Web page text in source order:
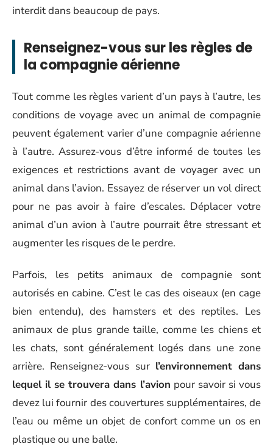
interdit dans beaucoup de pays.
Renseignez-vous sur les règles de
la compagnie aérienne
Tout comme les règles varient d’un pays à l’autre, les
conditions de voyage avec un animal de compagnie
peuvent également varier d’une compagnie aérienne
à l’autre. Assurez-vous d’être informé de toutes les
exigences et restrictions avant de voyager avec un
animal dans l’avion. Essayez de réserver un vol direct
pour ne pas avoir à faire d’escales. Déplacer votre
animal d’un avion à l’autre pourrait être stressant et
augmenter les risques de le perdre.
Parfois, les petits animaux de compagnie sont
autorisés en cabine. C’est le cas des oiseaux (en cage
bien entendu), des hamsters et des reptiles. Les
animaux de plus grande taille, comme les chiens et
les chats, sont généralement logés dans une zone
arrière. Renseignez-vous sur l’environnement dans
lequel il se trouvera dans l’avion pour savoir si vous
devez lui fournir des couvertures supplémentaires, de
l’eau ou même un objet de confort comme un os en
plastique ou une balle.